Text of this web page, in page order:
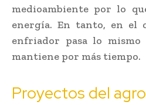
medioambiente por lo
energía. En tanto, en el
enfriador pasa lo
mantiene por más tiempo.
Proyectos del